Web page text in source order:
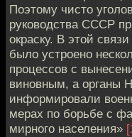
Поэтому чисто
руководства СССР
окраску. В этой
было устроено
процессов с
виновным, а органы
информировали
мерах по борьбе с
мирного населения»